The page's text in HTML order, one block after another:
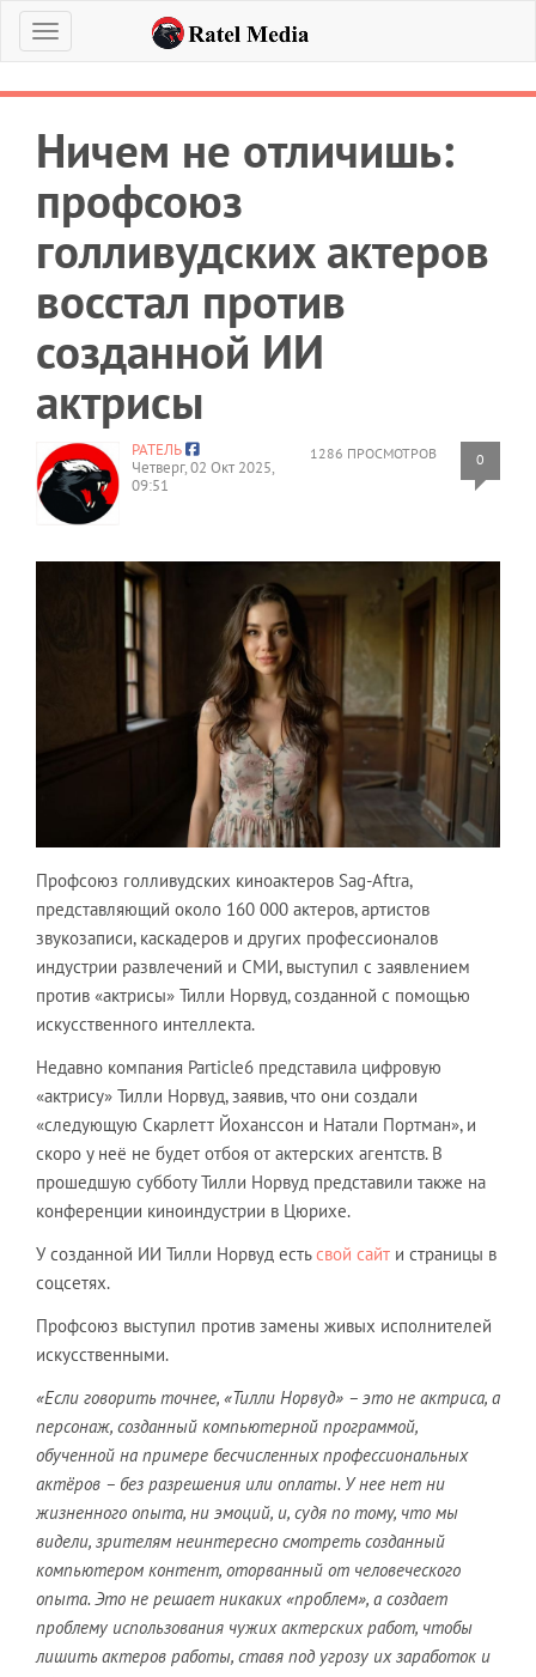
Меню
Ничем не отличишь:
профсоюз
голливудских актеров
восстал против
созданной ИИ
актрисы
1286 ПРОСМОТРОВ 0
РАТЕЛЬ
Четверг, 02 Окт 2025,
09:51
Профсоюз голливудских киноактеров Sag-Aftra,
представляющий около 160 000 актеров, артистов
звукозаписи, каскадеров и других профессионалов
индустрии развлечений и СМИ, выступил с заявлением
против «актрисы» Тилли Норвуд, созданной с помощью
искусственного интеллекта.
Недавно компания Particle6 представила цифровую
«актрису» Тилли Норвуд, заявив, что они создали
«следующую Скарлетт Йоханссон и Натали Портман», и
скоро у неё не будет отбоя от актерских агентств. В
прошедшую субботу Тилли Норвуд представили также на
конференции киноиндустрии в Цюрихе.
У созданной ИИ Тилли Норвуд естьсвой сайт и страницы в
соцсетях.
Профсоюз выступил против замены живых исполнителей
искусственными.
«Если говорить точнее, «Тилли Норвуд» – это не актриса, а
персонаж, созданный компьютерной программой,
обученной на примере бесчисленных профессиональных
актёров – без разрешения или оплаты. У нее нет ни
жизненного опыта, ни эмоций, и, судя по тому, что мы
видели, зрителям неинтересно смотреть созданный
компьютером контент, оторванный от человеческого
опыта. Это не решает никаких «проблем», а создает
проблему использования чужих актерских работ, чтобы
лишить актеров работы, ставя под угрозу их заработок и